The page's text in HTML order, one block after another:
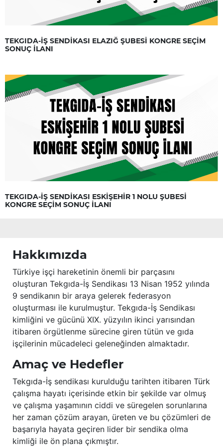
TEKGIDA-İŞ SENDİKASI ELAZIĞ ŞUBESİ KONGRE SEÇİM
SONUÇ İLANI
TEKGIDA-İŞ SENDİKASI ESKİŞEHİR 1 NOLU ŞUBESİ
KONGRE SEÇİM SONUÇ İLANI
Hakkımızda
Türkiye işçi hareketinin önemli bir parçasını
oluşturan Tekgıda-İş Sendikası 13 Nisan 1952 yılında
9 sendikanın bir araya gelerek federasyon
oluşturması ile kurulmuştur. Tekgıda-İş Sendikası
kimliğini ve gücünü XIX. yüzyılın ikinci yarısından
itibaren örgütlenme sürecine giren tütün ve gıda
işçilerinin mücadeleci geleneğinden almaktadır.
Amaç ve Hedefler
Tekgıda-İş sendikası kurulduğu tarihten itibaren Türk
çalışma hayatı içerisinde etkin bir şekilde var olmuş
ve çalışma yaşamının ciddi ve süregelen sorunlarına
her zaman çözüm arayan, üreten ve bu çözümleri de
başarıyla hayata geçiren lider bir sendika olma
kimliği ile ön plana çıkmıştır.